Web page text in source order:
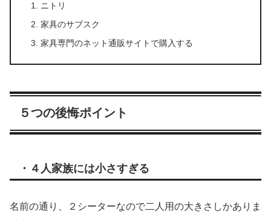
ニトリ
家具のサブスク
家具専門のネット通販サイトで購入する
５つの後悔ポイント
・４人家族には小さすぎる
名前の通り、２シーターなので二人用の大きさしかありま